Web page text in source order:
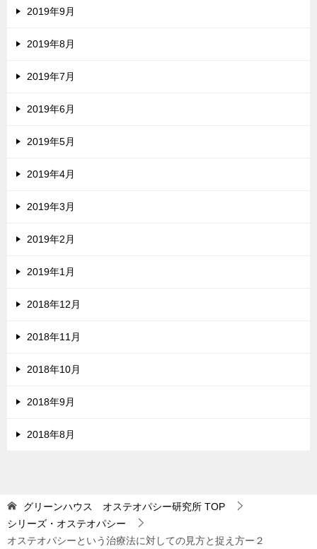
2019年9月
2019年8月
2019年7月
2019年6月
2019年5月
2019年4月
2019年3月
2019年2月
2019年1月
2018年12月
2018年11月
2018年10月
2018年9月
2018年8月
グリーンハウス オステオパシー研究所 TOP
シリーズ・オステオパシー
オステオパシーという治療法に対しての見方と捉え方ー２